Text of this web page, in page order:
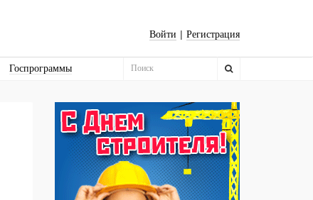
Войти | Регистрация
Госпрограммы